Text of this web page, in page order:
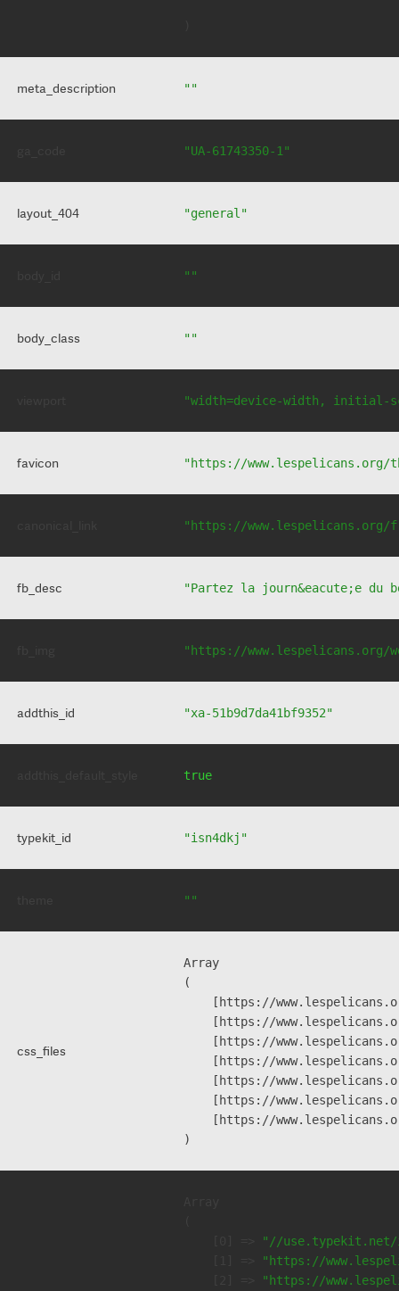
meta_description ""
"UA-61743350-1"
layout_404 "general"
""
body_class ""
"width=device-width, initial-
favicon "https://www.lespelicans.org/
"https://www.lespelicans.org/
fb_desc "Partez la journ&eacute;e du
"https://www.lespelicans.org/
addthis_id "xa-51b9d7da41bf9352"
true
typekit_id "isn4dkj"
""
css_files
Array
(
[https://
[https://
[https://
[https://
[https://
[https://
[https://
"//
"https://
"https://